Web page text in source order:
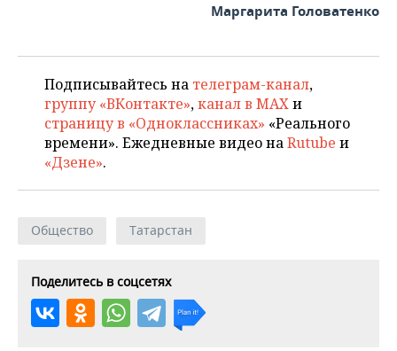
Маргарита Головатенко
Подписывайтесь на телеграм-канал,
группу «ВКонтакте»,канал в MAXи
страницу в «Одноклассниках» «Реального
времени». Ежедневные видео наRutube и
«Дзене».
Общество Татарстан
Поделитесь в соцсетях